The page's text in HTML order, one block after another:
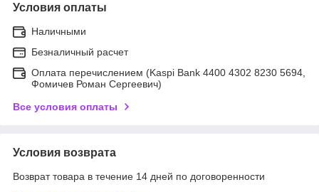
Условия оплаты
Наличными
Безналичный расчет
Оплата перечислением (Kaspi Bank 4400 4302 8230 5694,
Фомичев Роман Сергеевич)
Все условия оплаты
Условия возврата
Возврат товара в течение 14 дней по договоренности